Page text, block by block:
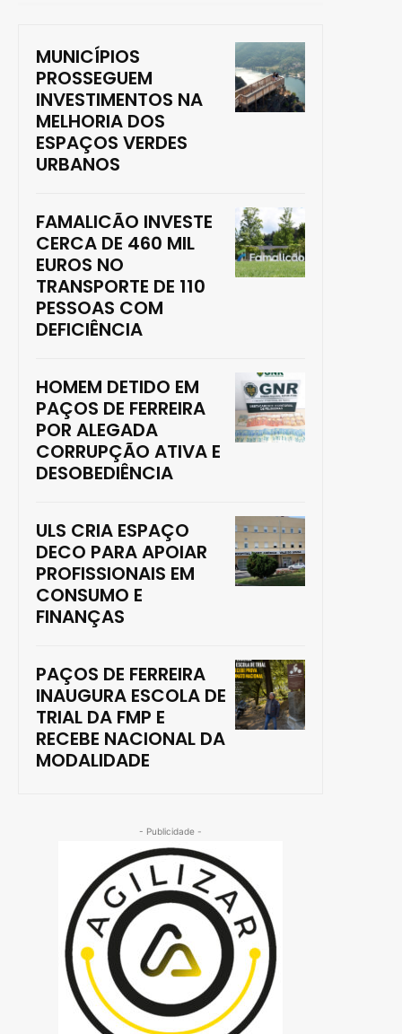
MUNICÍPIOS
PROSSEGUEM
INVESTIMENTOS NA
MELHORIA DOS
ESPAÇOS VERDES
URBANOS
FAMALICÃO INVESTE
CERCA DE 460 MIL
EUROS NO
TRANSPORTE DE 110
PESSOAS COM
DEFICIÊNCIA
HOMEM DETIDO EM
PAÇOS DE FERREIRA
POR ALEGADA
CORRUPÇÃO ATIVA E
DESOBEDIÊNCIA
ULS CRIA ESPAÇO
DECO PARA APOIAR
PROFISSIONAIS EM
CONSUMO E
FINANÇAS
PAÇOS DE FERREIRA
INAUGURA ESCOLA DE
TRIAL DA FMP E
RECEBE NACIONAL DA
MODALIDADE
- Publicidade -